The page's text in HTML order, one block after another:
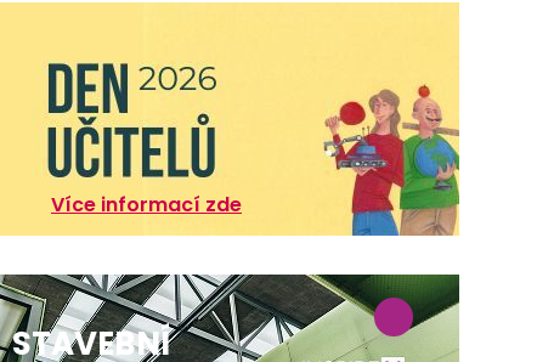
Více informací zde
STAVEBNÍ